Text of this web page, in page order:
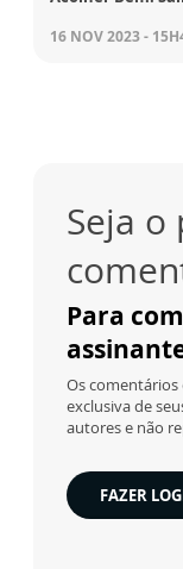
16 NOV 2023 -
Seja
Para
Os comentários
exclusiva de
autores e não
FAZER